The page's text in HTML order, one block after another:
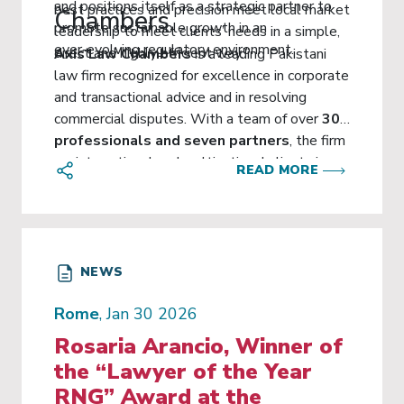
best practices and precision meet local market
leadership to meet clients’ needs in a simple,
direct and highly efficient way.”
and positions itself as a strategic partner to
promote sustainable growth in an
ever‑evolving regulatory environment.
Chambers
Axis Law Chambersis a leading Pakistani
law firm recognized for excellence in corporate
and transactional advice and in resolving
commercial disputes. With a team of over30
professionals and seven partners, the firm
assists national and multinational clients in
high‑impact transactions, regulatory
READ MORE
NEWS
Rome, Jan 30 2026
Rosaria Arancio, Winner of
the “Lawyer of the Year
RNG” Award at the